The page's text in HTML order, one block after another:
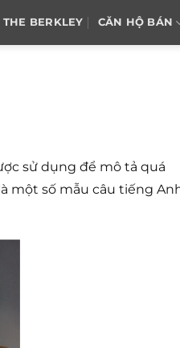
THE BERKLEY CĂN HỘ BÁN
sử dụng để mô tả quá
một số mẫu câu tiếng